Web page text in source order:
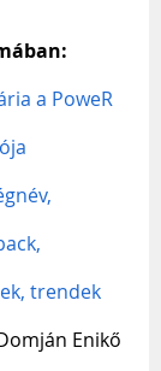
a PoweR
trendek
Enikő